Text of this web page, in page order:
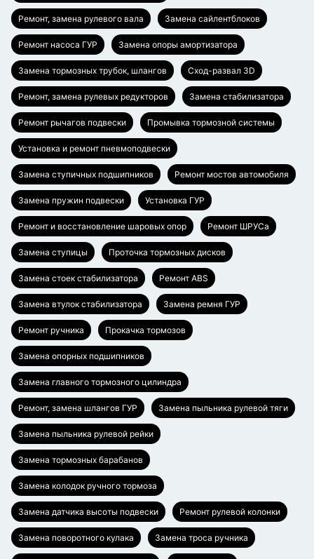
Ремонт, замена рулевого вала Замена сайлентблоков
Ремонт насоса ГУР Замена опоры амортизатора
Замена тормозных трубок, шлангов Сход-развал 3D
Ремонт, замена рулевых редукторов Замена стабилизатора
Ремонт рычагов подвески Промывка тормозной системы
Установка и ремонт пневмоподвески
Замена ступичных подшипников Ремонт мостов автомобиля
Замена пружин подвески Установка ГУР
Ремонт и восстановление шаровых опор Ремонт ШРУСа
Замена ступицы Проточка тормозных дисков
Замена стоек стабилизатора Ремонт ABS
Замена втулок стабилизатора Замена ремня ГУР
Ремонт ручника Прокачка тормозов
Замена опорных подшипников
Замена главного тормозного цилиндра
Ремонт, замена шлангов ГУР Замена пыльника рулевой тяги
Замена пыльника рулевой рейки
Замена тормозных барабанов
Замена колодок ручного тормоза
Замена датчика высоты подвески Ремонт рулевой колонки
Замена поворотного кулака Замена троса ручника